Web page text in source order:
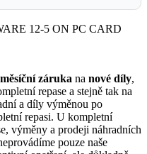
12-5 ON PC CARD
záruka na nové díly,
repase a stejně tak na
a díly výměnou po
repasi. U kompletní
výměny a prodeji náhradních
pouze naše